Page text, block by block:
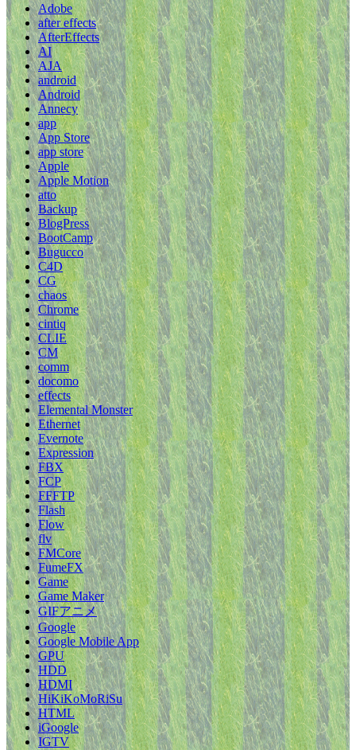
Adobe
after effects
AfterEffects
AI
AJA
android
Android
Annecy
app
App Store
app store
Apple
Apple Motion
atto
Backup
BlogPress
BootCamp
Bugucco
C4D
CG
chaos
Chrome
cintiq
CLIE
CM
comm
docomo
effects
Elemental Monster
Ethernet
Evernote
Expression
FBX
FCP
FFFTP
Flash
Flow
flv
FMCore
FumeFX
Game
Game Maker
GIFアニメ
Google
Google Mobile App
GPU
HDD
HDMI
HiKiKoMoRiSu
HTML
iGoogle
IGTV